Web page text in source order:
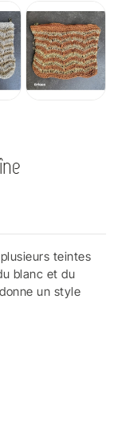
teintes
blanc et du
un style